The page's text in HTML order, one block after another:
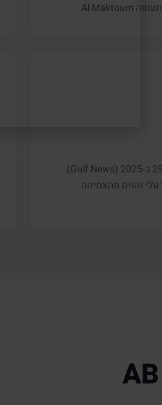
מחירי דירות בדובאי עלו 29% ב-2025 (Gulf News).
נהנים מהצמיחה